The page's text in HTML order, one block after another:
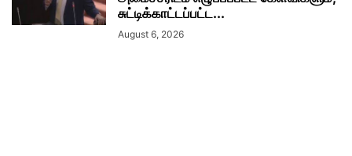
சுட்டிக்காட்டப்பட்ட...
August 6, 2026